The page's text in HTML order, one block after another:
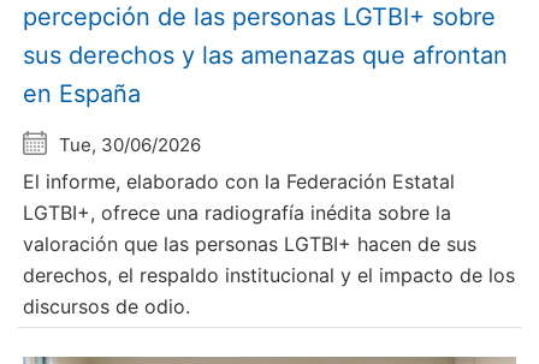
percepción de las personas LGTBI+ sobre
sus derechos y las amenazas que afrontan
en España
Tue, 30/06/2026
El informe, elaborado con la Federación Estatal
LGTBI+, ofrece una radiografía inédita sobre la
valoración que las personas LGTBI+ hacen de sus
derechos, el respaldo institucional y el impacto de los
discursos de odio.